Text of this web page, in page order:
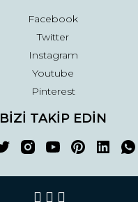
Facebook
Twitter
Instagram
Youtube
Pinterest
BİZİ TAKİP EDİN